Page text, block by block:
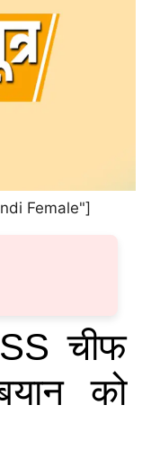
Female"]
चीफ
को